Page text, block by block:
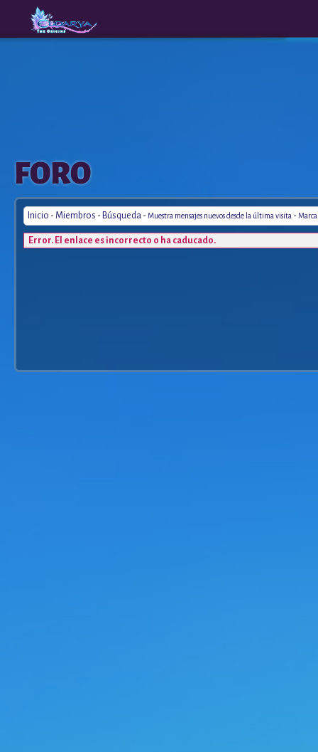
The
Origins
FORO
Inicio - Miembros - Búsqueda - Muestra mensajes nuevos desde la última visita - Marca
Error. El enlace es incorrecto o ha caducado.